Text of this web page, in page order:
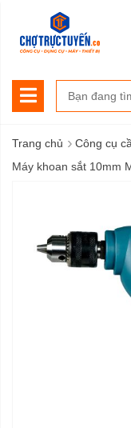
Trang chủ › Công cụ
Máy khoan sắt 10mm